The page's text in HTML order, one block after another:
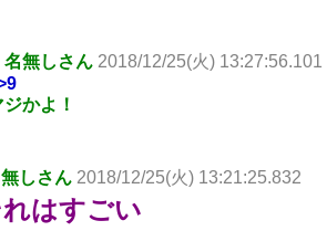
名無しさん 2018/12/25(火) 13:27:56.101
ジかよ！
しさん 2018/12/25(火) 13:21:25.832
はすごい